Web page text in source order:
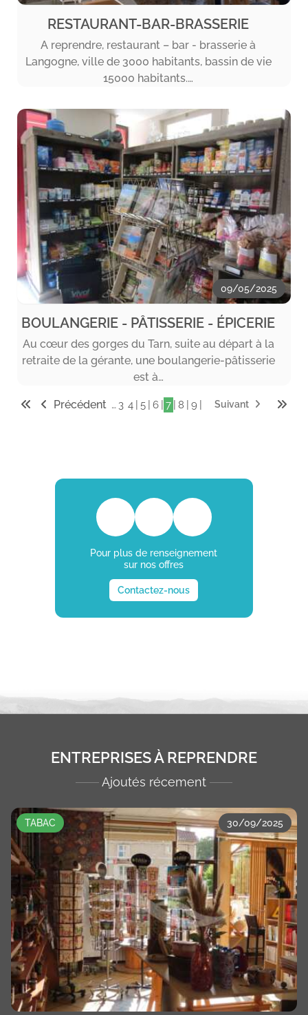
RESTAURANT-BAR-BRASSERIE
A reprendre, restaurant – bar - brasserie à
Langogne, ville de 3000 habitants, bassin de vie
15000 habitants.…
09/05/2025
BOULANGERIE - PÂTISSERIE - ÉPICERIE
Au cœur des gorges du Tarn, suite au départ à la
retraite de la gérante, une boulangerie-pâtisserie
est à…
Précédent … 3 4 | 5 | 6 | 7 | 8 | 9 | Suivant
Pour plus de renseignement
sur nos offres
Contactez-nous
ENTREPRISES À REPRENDRE
Ajoutés récement
TABAC 30/09/2025